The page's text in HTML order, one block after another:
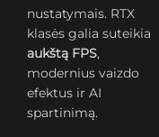
nustatymais. RTX
klasės galia suteikia
aukštą FPS,
modernius vaizdo
efektus ir AI
spartinimą.